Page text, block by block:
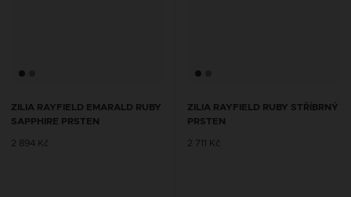
ZILIA RAYFIELD EMARALD RUBY
SAPPHIRE PRSTEN
2 894 Kč
ZILIA RAYFIELD RUBY STŘÍBRNÝ
PRSTEN
2 711 Kč